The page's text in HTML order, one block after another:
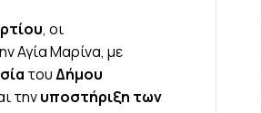
, οι
Αγία Μαρίνα, με
τουΔήμου
τηνυποστήριξη των